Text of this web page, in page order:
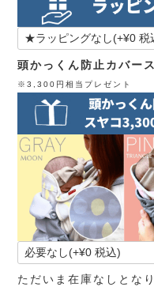
頭かっくん防止カバー
※3,300円相当プレゼント
ただいま在庫なしとな